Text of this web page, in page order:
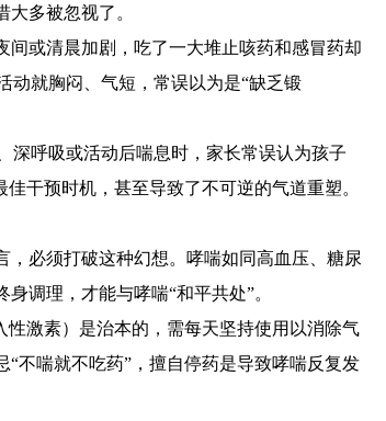
多被忽视了。
或清晨加剧，吃了一大堆止咳药和感冒药却
动就胸闷、气短，常误以为是“缺乏锻
呼吸或活动后喘息时，家长常误认为孩子
干预时机，甚至导致了不可逆的气道重塑。
必须打破这种幻想。哮喘如同高血压、糖尿
调理，才能与哮喘“和平共处”。
激素）是治本的，需每天坚持使用以消除气
不喘就不吃药”，擅自停药是导致哮喘反复发